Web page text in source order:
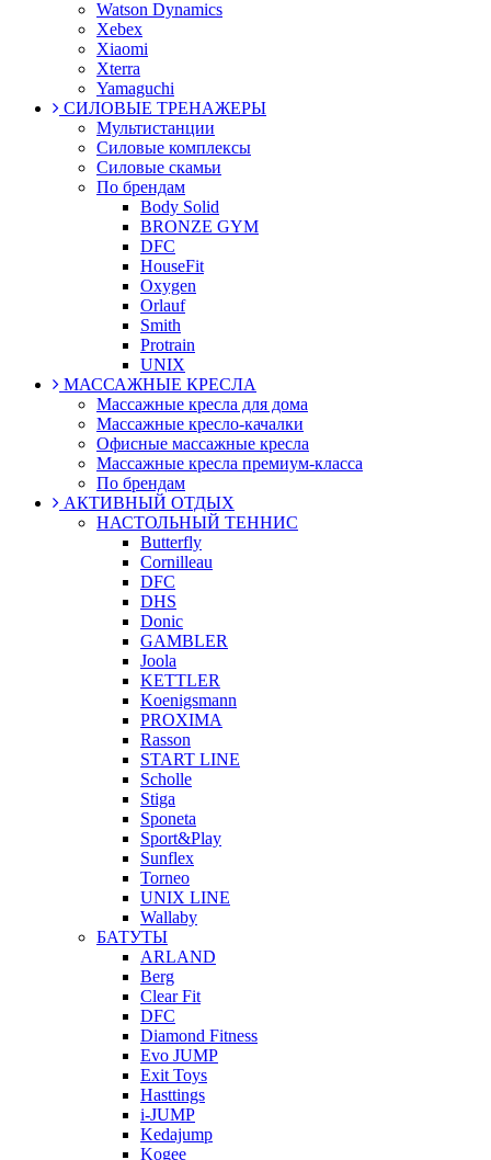
Watson Dynamics
Xebex
Xiaomi
Xterra
Yamaguchi
СИЛОВЫЕ ТРЕНАЖЕРЫ
Мультистанции
Силовые комплексы
Силовые скамьи
По брендам
Body Solid
BRONZE GYM
DFC
HouseFit
Oxygen
Orlauf
Smith
Protrain
UNIX
МАССАЖНЫЕ КРЕСЛА
Массажные кресла для дома
Массажные кресло-качалки
Офисные массажные кресла
Массажные кресла премиум-класса
По брендам
АКТИВНЫЙ ОТДЫХ
НАСТОЛЬНЫЙ ТЕННИС
Butterfly
Cornilleau
DFC
DHS
Donic
GAMBLER
Joola
KETTLER
Koenigsmann
PROXIMA
Rasson
START LINE
Scholle
Stiga
Sponeta
Sport&Play
Sunflex
Torneo
UNIX LINE
Wallaby
БАТУТЫ
ARLAND
Berg
Clear Fit
DFC
Diamond Fitness
Evo JUMP
Exit Toys
Hasttings
i-JUMP
Kedajump
Kogee